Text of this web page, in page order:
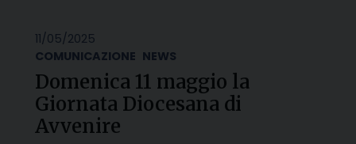
11/05/2025
COMUNICAZIONE NEWS
Domenica 11 maggio la
Giornata Diocesana di
Avvenire